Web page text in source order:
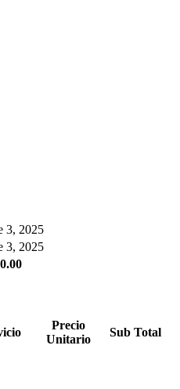
3, 2025
3, 2025
Precio
Unitario
Sub Total